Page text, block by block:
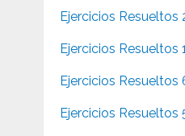
Ejercicios Resueltos
Ejercicios Resueltos
Ejercicios Resueltos
Ejercicios Resueltos